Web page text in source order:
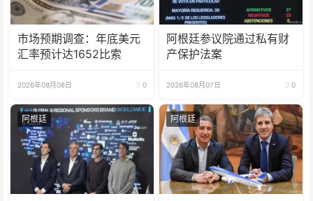
市场预期调查：年底美元
汇率预计达1652比索
2026年08月08日 0
阿根廷参议院通过私有财
产保护法案
2026年08月07日 0
阿根廷 阿根廷